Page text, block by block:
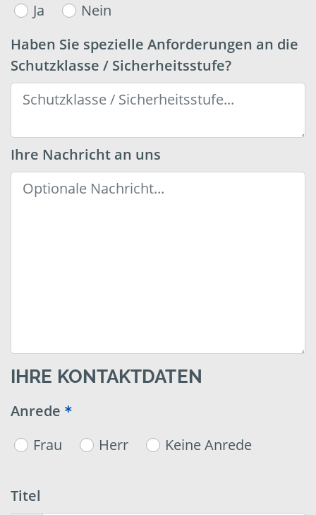
Ja
Nein
Haben Sie spezielle Anforderungen an die
Schutzklasse / Sicherheitsstufe?
Ihre Nachricht an uns
IHRE KONTAKTDATEN
Anrede
Frau
Herr Keine Anrede
Titel